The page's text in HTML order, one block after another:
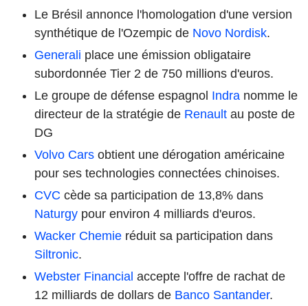
Le Brésil annonce l'homologation d'une version
synthétique de l'Ozempic de Novo Nordisk.
Generali place une émission obligataire
subordonnée Tier 2 de 750 millions d'euros.
Le groupe de défense espagnol Indra nomme le
directeur de la stratégie de Renault au poste de
DG
Volvo Cars obtient une dérogation américaine
pour ses technologies connectées chinoises.
CVC cède sa participation de 13,8% dans
Naturgy pour environ 4 milliards d'euros.
Wacker Chemie réduit sa participation dans
Siltronic.
Webster Financial accepte l'offre de rachat de
12 milliards de dollars de Banco Santander.